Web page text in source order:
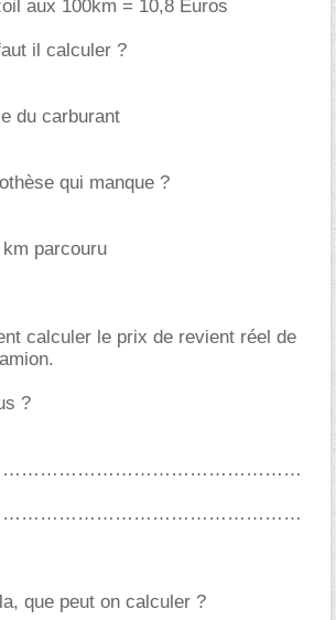
aux 100km = 10,8 Euros
il calculer ?
du carburant
qui manque ?
parcouru
calculer le prix de revient réel de
?
que peut on calculer ?